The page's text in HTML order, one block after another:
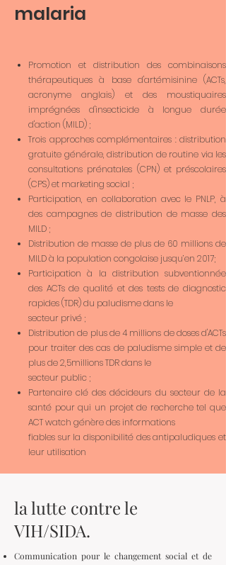
malaria
Promotion et distribution des combinaisons
thérapeutiques à base d'artémisinine (ACTs,
acronyme anglais) et des moustiquaires
imprégnées d'insecticide à longue durée
d'action (MILD) ;
Trois approches complémentaires : distribution
gratuite générale, distribution de routine via les
consultations prénatales (CPN) et préscolaires
(CPS) et marketing social ;
Participation, en collaboration avec le PNLP, à
des campagnes de distribution de masse des
MILD ;
Distribution de masse de plus de 60 millions de
MILD à la population congolaise jusqu’en 2017;
Participation à la distribution subventionnée
des ACTs de qualité et des tests de diagnostic
rapides (TDR) du paludisme dans le
secteur privé ;
Distribution de plus de 4 millions de doses d'ACTs
pour traiter des cas de paludisme simple et de
plus de 2,5millions TDR dans le
secteur public ;
Partenaire clé des décideurs du secteur de la
santé pour qui un projet de recherche tel que
ACT watch génère des informations
fiables sur la disponibilité des antipaludiques et
leur utilisation
la lutte contre le
VIH/SIDA.
Communication pour le changement social et de